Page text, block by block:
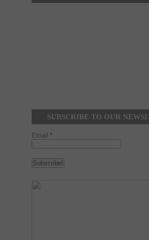
SUBSCRIBE TO OUR
Email *